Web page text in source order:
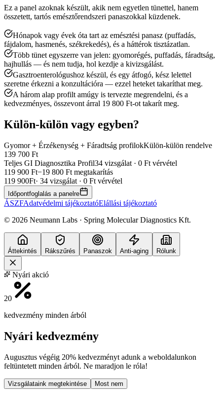
Ez a panel azoknak készült, akik nem egyetlen tünettel, hanem
összetett, tartós emésztőrendszeri panaszokkal küzdenek.
Hónapok vagy évek óta tart az emésztési panasz (puffadás,
fájdalom, hasmenés, székrekedés), és a háttérok tisztázatlan.
Több tünet egyszerre van jelen: gyomorégés, puffadás, fáradtság,
hajhullás — és nem tudja, hol kezdje a kivizsgálást.
Gasztroenterológushoz készül, és egy átfogó, kész lelettel
szeretne érkezni a konzultációra — ezzel heteket takaríthat meg.
A három alap profilt amúgy is tervezte megrendelni, és a
kedvezményes, összevont árral 19 800 Ft-ot takarít meg.
Külön-külön vagy egyben?
Gyomor + Érzékenység + Fáradtság profilokKülön-külön rendelve
139 700 Ft
Teljes GI Diagnosztika Profil34 vizsgálat · 0 Ft vérvétel
119 900 Ft−19 800 Ft megtakarítás
119 900Ft· 34 vizsgálat · 0 Ft vérvétel
Időpontfoglalás a panelre
ÁSZFAdatvédelmi tájékoztatóElállási tájékoztató
© 2026 Neumann Labs · Spring Molecular Diagnostics Kft.
Áttekintés Rákszűrés Panaszok Anti-aging Rólunk
Nyári akció
20
kedvezmény minden árból
Nyári kedvezmény
Augusztus végéig 20% kedvezményt adunk a weboldalunkon
feltüntetett minden árból. Ne maradjon le róla!
Vizsgálataink megtekintése Most nem